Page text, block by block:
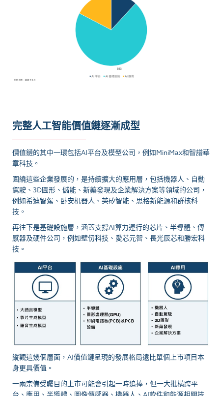
完整人工智能價值鏈逐漸成型
價值鏈的其中一環包括AI平台及模型公司，例如MiniMax和智譜華
章科技。
圍繞這些企業發展的，是持續擴大的應用層，包括機器人、自動
駕駛、3D圖形、儲能、新藥發現及企業解決方案等領域的公司，
例如希迪智駕、卧安机器人、英矽智能、思格新能源和群核科
技。
再往下是基礎設施層，涵蓋支撐AI算力運行的芯片、半導體、傳
感器及硬件公司，例如壁仞科技、愛芯元智、長光辰芯和勝宏科
技。
縱觀這幾個層面，AI價值鏈呈現的發展格局遠比單個上市項目本
身更具價值。
一兩宗備受矚目的上市可能會引起一時追捧 ，但一大批橫跨平